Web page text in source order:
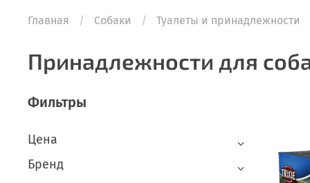
Главная Собаки Туалеты и принадлежности
Принадлежности для
Фильтры
Цена
Бренд